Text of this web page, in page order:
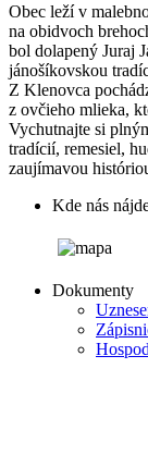
Obec leží v
na obidvoch
bol dolapený Juraj
jánošíkovskou
Z Klenovca
z ovčieho mlieka,
Vychutnajte si
tradícií, remesiel,
zaujímavou
Kde nás
Dokumenty